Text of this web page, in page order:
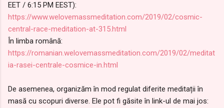
EET / 6:15 PM EEST):
https://www.welovemassmeditation.com/2019/02/cosmic-
central-race-meditation-at-315.html
În limba română:
https://romanian.welovemassmeditation.com/2019/02/meditat
ia-rasei-centrale-cosmice-in.html
De asemenea, organizăm în mod regulat diferite meditații în
masă cu scopuri diverse. Ele pot fi găsite în link-ul de mai jos: